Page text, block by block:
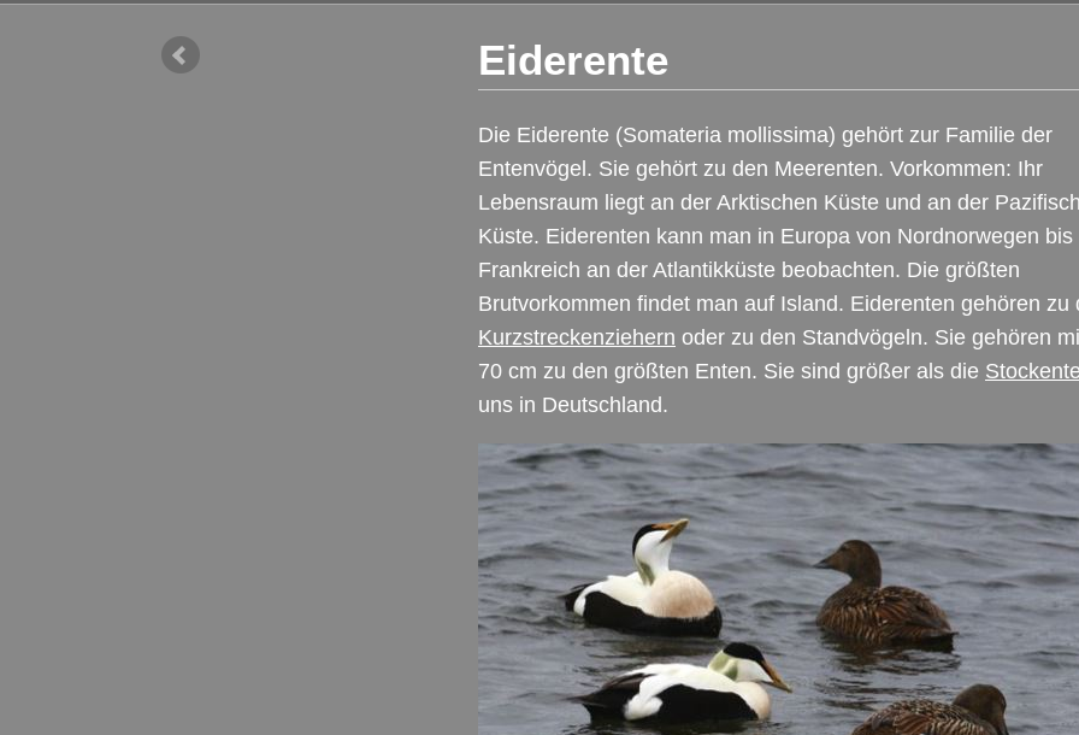
Eiderente
Die Eiderente (Somateria mollissima) gehört zur Familie der
Entenvögel. Sie gehört zu den Meerenten. Vorkommen: Ihr
Lebensraum liegt an der Arktischen Küste und an der
Küste. Eiderenten kann man in Europa von Nordnorwegen bis
Frankreich an der Atlantikküste beobachten. Die größten
Brutvorkommen findet man auf Island. Eiderenten gehören zu
Kurzstreckenziehern oder zu den Standvögeln. Sie gehören
70 cm zu den größten Enten. Sie sind größer als die
uns in Deutschland.